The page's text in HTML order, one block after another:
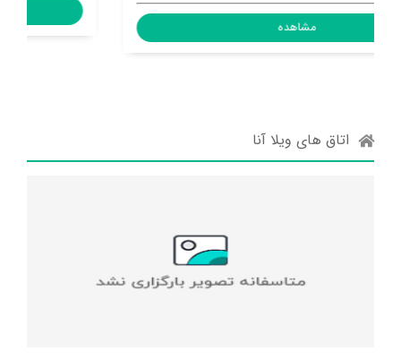
مشاهده
اتاق های ویلا آنا